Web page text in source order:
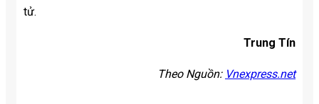
tử.
Trung Tín
Theo Nguồn: Vnexpress.net